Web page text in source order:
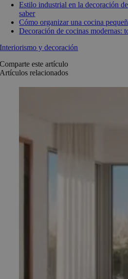
Estilo industrial en la decoración
saber
Cómo organizar una cocina
Decoración de cocinas modernas:
Interiorismo y decoración
Comparte este artículo
Artículos relacionados